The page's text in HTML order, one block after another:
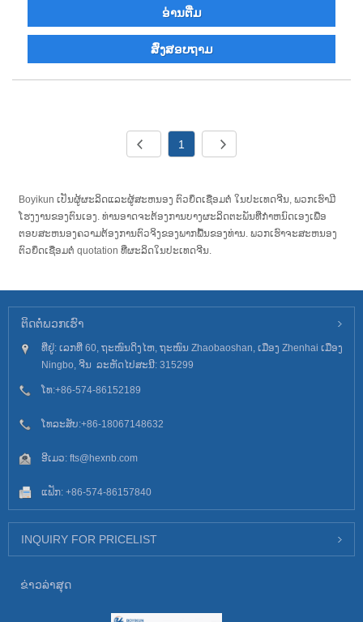
ອ່ານ​ຕື່ມ
ສົ່ງສອບຖາມ
1
Boyikun ເປັນຜູ້ຜະລິດແລະຜູ້ສະຫນອງ ຕົວຍຶດເຊື່ອມຕໍ່ ໃນປະເທດຈີນ, ພວກເຮົາມີ
ໂຮງງານຂອງຕົນເອງ. ທ່ານອາດຈະຕ້ອງການບາງຜະລິດຕະພັນທີ່ກໍາຫນົດເອງເພື່ອ
ຕອບສະຫນອງຄວາມຕ້ອງການຕົວຈິງຂອງພາກພື້ນຂອງທ່ານ. ພວກເຮົາຈະສະຫນອງ
ຕົວຍຶດເຊື່ອມຕໍ່ quotation ທີ່ຜະລິດໃນປະເທດຈີນ.
ຕິດ​ຕໍ່​ພວກ​ເຮົາ
ທີ່ຢູ່: ເລກທີ່ 60, ຖະໜົນດິງໄຫ, ຖະໜົນ Zhaobaoshan, ເມືອງ Zhenhai ເມືອງ
Ningbo, ຈີນ ລະຫັດໄປສະນີ: 315299
ໂທ:+86-574-86152189
ໂທລະສັບ:+86-18067148632
ອີເມວ: fts@hexnb.com
ແຟັກ: +86-574-86157840
INQUIRY FOR PRICELIST
ຂ່າວ​ລ່າ​ສຸດ